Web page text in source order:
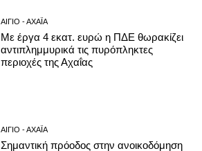
ΑΊΓΙΟ - ΑΧΑΪ́Α
Με έργα 4 εκατ. ευρώ η ΠΔΕ θωρακίζει
αντιπλημμυρικά τις πυρόπληκτες
περιοχές της Αχαΐας
ΑΊΓΙΟ - ΑΧΑΪ́Α
Σημαντική πρόοδος στην ανοικοδόμηση